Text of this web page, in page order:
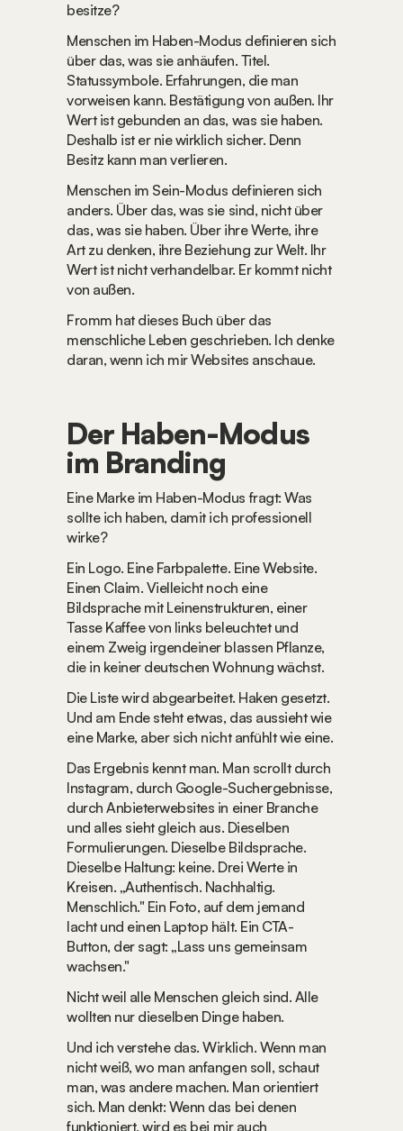
besitze?
Menschen im Haben-Modus definieren sich
über das, was sie anhäufen. Titel.
Statussymbole. Erfahrungen, die man
vorweisen kann. Bestätigung von außen. Ihr
Wert ist gebunden an das, was sie haben.
Deshalb ist er nie wirklich sicher. Denn
Besitz kann man verlieren.
Menschen im Sein-Modus definieren sich
anders. Über das, was sie sind, nicht über
das, was sie haben. Über ihre Werte, ihre
Art zu denken, ihre Beziehung zur Welt. Ihr
Wert ist nicht verhandelbar. Er kommt nicht
von außen.
Fromm hat dieses Buch über das
menschliche Leben geschrieben. Ich denke
daran, wenn ich mir Websites anschaue.
Der Haben-Modus
im Branding
Eine Marke im Haben-Modus fragt: Was
sollte ich haben, damit ich professionell
wirke?
Ein Logo. Eine Farbpalette. Eine Website.
Einen Claim. Vielleicht noch eine
Bildsprache mit Leinenstrukturen, einer
Tasse Kaffee von links beleuchtet und
einem Zweig irgendeiner blassen Pflanze,
die in keiner deutschen Wohnung wächst.
Die Liste wird abgearbeitet. Haken gesetzt.
Und am Ende steht etwas, das aussieht wie
eine Marke, aber sich nicht anfühlt wie eine.
Das Ergebnis kennt man. Man scrollt durch
Instagram, durch Google-Suchergebnisse,
durch Anbieterwebsites in einer Branche
und alles sieht gleich aus. Dieselben
Formulierungen. Dieselbe Bildsprache.
Dieselbe Haltung: keine. Drei Werte in
Kreisen. „Authentisch. Nachhaltig.
Menschlich." Ein Foto, auf dem jemand
lacht und einen Laptop hält. Ein CTA-
Button, der sagt: „Lass uns gemeinsam
wachsen."
Nicht weil alle Menschen gleich sind. Alle
wollten nur dieselben Dinge haben.
Und ich verstehe das. Wirklich. Wenn man
nicht weiß, wo man anfangen soll, schaut
man, was andere machen. Man orientiert
sich. Man denkt: Wenn das bei denen
funktioniert, wird es bei mir auch